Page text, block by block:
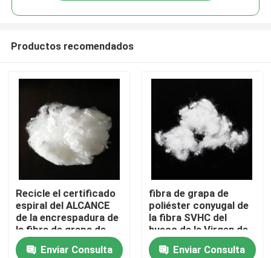
Inicio
Productos
Productos recomendados
Recicle el certificado
espiral del ALCANCE
de la encrespadura de
la fibra de grapa de
poliéster
Enviar Consulta
fibra de grapa de
poliéster conyugal de
la fibra SVHC del
hueco de la Virgen de
64m m
Enviar Consulta